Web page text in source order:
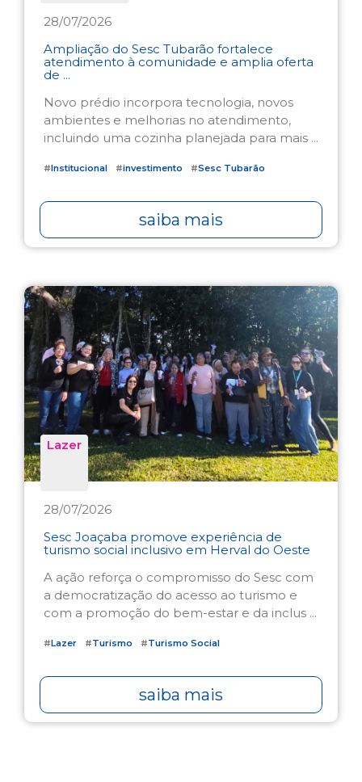
28/07/2026
Ampliação do Sesc Tubarão fortalece
atendimento à comunidade e amplia oferta
de ...
Novo prédio incorpora tecnologia, novos
ambientes e melhorias no atendimento,
incluindo uma cozinha planejada para mais ...
#Institucional #investimento #Sesc Tubarão
saiba mais
Lazer
28/07/2026
Sesc Joaçaba promove experiência de
turismo social inclusivo em Herval do Oeste
A ação reforça o compromisso do Sesc com
a democratização do acesso ao turismo e
com a promoção do bem-estar e da inclus ...
#Lazer #Turismo #Turismo Social
saiba mais